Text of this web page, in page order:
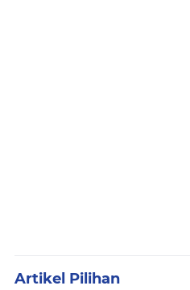
Artikel Pilihan